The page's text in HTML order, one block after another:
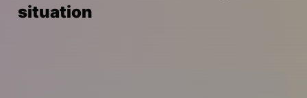
situation